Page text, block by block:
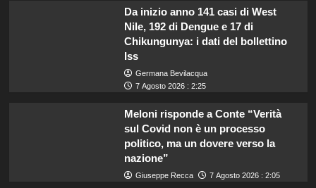
Da inizio anno 141 casi di West
Nile, 192 di Dengue e 17 di
Chikungunya: i dati del bollettino
Iss
Germana Bevilacqua
7 Agosto 2026 : 2:25
Meloni risponde a Conte “Verità
sul Covid non è un processo
politico, ma un dovere verso la
nazione”
Giuseppe Recca 7 Agosto 2026 : 2:05